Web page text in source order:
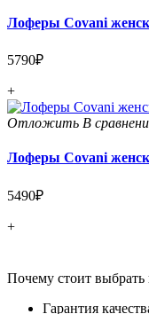
Лоферы Covani
5790₽
+
Отложить В
Лоферы Covani
5490₽
+
Почему стоит выбрать
Гарантия